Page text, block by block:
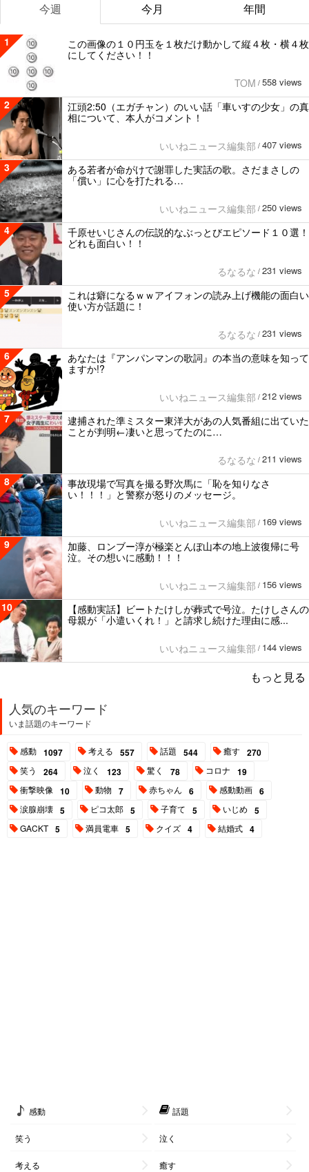
今週 今月 年間
1
この画像の１０円玉を１枚だけ動かして縦４枚・横４枚
にしてください！！
TOM / 558 views
2
江頭2:50（エガチャン）のいい話「車いすの少女」の真
相について、本人がコメント！
いいねニュース編集部 / 407 views
3
ある若者が命がけで謝罪した実話の歌。さだまさしの
「償い」に心を打たれる…
いいねニュース編集部 / 250 views
4
千原せいじさんの伝説的なぶっとびエピソード１０選！
どれも面白い！！
るなるな / 231 views
5
これは癖になるｗｗアイフォンの読み上げ機能の面白い
使い方が話題に！
るなるな / 231 views
6
あなたは『アンパンマンの歌詞』の本当の意味を知って
ますか!?
いいねニュース編集部 / 212 views
7
逮捕された準ミスター東洋大があの人気番組に出ていた
ことが判明←凄いと思ってたのに…
るなるな / 211 views
8
事故現場で写真を撮る野次馬に「恥を知りなさ
い！！！」と警察が怒りのメッセージ。
いいねニュース編集部 / 169 views
9
加藤、ロンブー淳が極楽とんぼ山本の地上波復帰に号
泣。その想いに感動！！！
いいねニュース編集部 / 156 views
10
【感動実話】ビートたけしが葬式で号泣。たけしさんの
母親が「小遣いくれ！」と請求し続けた理由に感...
いいねニュース編集部 / 144 views
もっと見る
人気のキーワード
いま話題のキーワード
感動 1097 考える 557 話題 544 癒す 270
笑う 264 泣く 123 驚く 78 コロナ 19
衝撃映像 10 動物 7 赤ちゃん 6 感動動画 6
涙腺崩壊 5 ピコ太郎 5 子育て 5 いじめ 5
GACKT 5 満員電車 5 クイズ 4 結婚式 4
感動 話題
笑う 泣く
考える 癒す